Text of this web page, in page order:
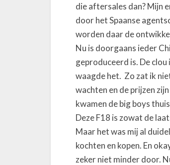
die aftersales dan? Mijn
door het Spaanse
worden daar de
Nu is doorgaans ieder
geproduceerd is. De
waagde het. Zo zat ik
wachten en de prijzen
kwamen de big boys
Deze F18 is zowat de
Maar het was mij al
kochten en kopen. En
zeker niet minder door.